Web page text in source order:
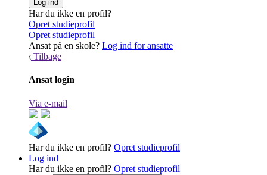
Har du ikke en profil?
Opret studieprofil
Opret studieprofil
Ansat på en skole? Log ind for ansatte
Tilbage
Ansat login
Via e-mail
Har du ikke en profil? Opret studieprofil
Log ind
Har du ikke en profil? Opret studieprofil